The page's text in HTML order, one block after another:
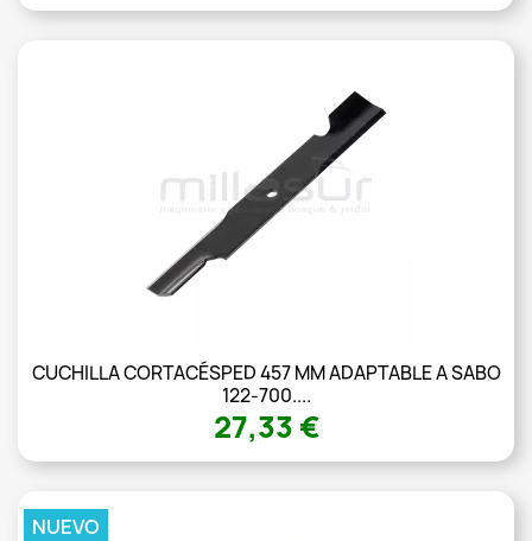
CUCHILLA CORTACÉSPED 457 MM ADAPTABLE A SABO
122-700....
27,33 €
NUEVO